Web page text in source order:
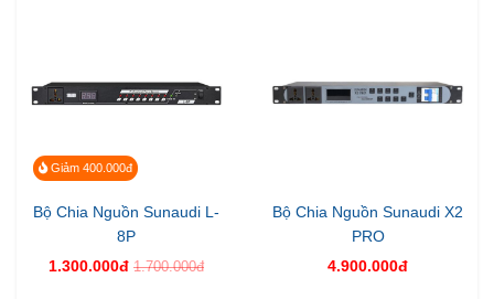
Giảm 400.000đ
Bộ Chia Nguồn Sunaudi L-
8P
1.300.000đ 1.700.000đ
Bộ Chia Nguồn Sunaudi X2
PRO
4.900.000đ